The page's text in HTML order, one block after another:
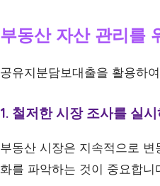
부동산 자산 관리를
공유지분담보대출을 활용하
1. 철저한 시장 조사를 실
부동산 시장은 지속적으로
화를 파악하는 것이 중요합